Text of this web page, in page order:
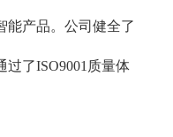
能产品。公司健全了
过了ISO9001质量体